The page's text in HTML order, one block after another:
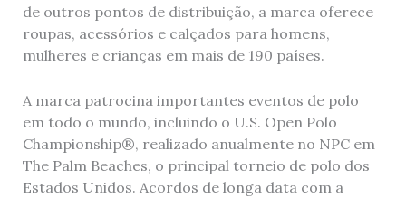
de outros pontos de distribuição, a marca oferece
roupas, acessórios e calçados para homens,
mulheres e crianças em mais de 190 países.
A marca patrocina importantes eventos de polo
em todo o mundo, incluindo o U.S. Open Polo
Championship®, realizado anualmente no NPC em
The Palm Beaches, o principal torneio de polo dos
Estados Unidos. Acordos de longa data com a